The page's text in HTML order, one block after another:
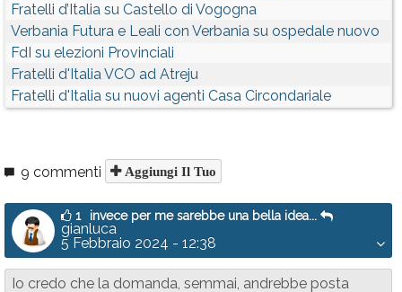
Fratelli d’Italia su Castello di Vogogna
Verbania Futura e Leali con Verbania su ospedale nuovo
FdI su elezioni Provinciali
Fratelli d'Italia VCO ad Atreju
Fratelli d'Italia su nuovi agenti Casa Circondariale
9 commenti Aggiungi Il Tuo
1 invece per me sarebbe una bella idea...
gianluca
5 Febbraio 2024 - 12:38
Io credo che la domanda, semmai, andrebbe posta